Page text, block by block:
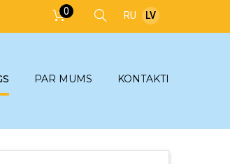
RU LV
0
PAR MUMS KONTAKTI